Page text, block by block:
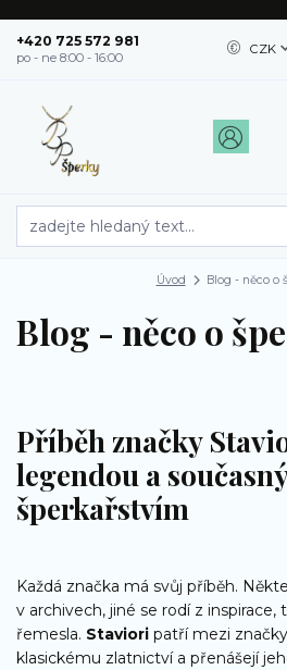
CZK
+420 725 572 981
po - ne 8:00 - 16:00
Úvod Blog - něco o
Blog - něco o
Příběh značky
legendou a
šperkařstvím
Každá značka má svůj příběh.
v archivech, jiné se rodí z inspirace,
řemesla. Staviori patří mezi
klasickému zlatnictví a přenášejí